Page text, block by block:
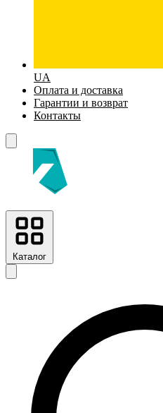
UA
Оплата и доставка
Гарантии и возврат
Контакты
Каталог